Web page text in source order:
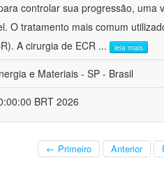
controlar sua progressão, uma
O tratamento mais comum
A cirurgia de ECR ... leia mais
e Materiais - SP - Brasil
BRT 2026
← Primeiro Anterior